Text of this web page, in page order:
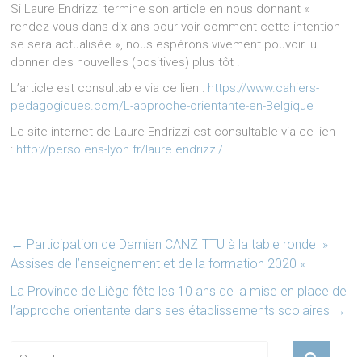
Si Laure Endrizzi termine son article en nous donnant «
rendez-vous dans dix ans pour voir comment cette intention
se sera actualisée », nous espérons vivement pouvoir lui
donner des nouvelles (positives) plus tôt !
L’article est consultable via ce lien : https://www.cahiers-
pedagogiques.com/L-approche-orientante-en-Belgique
Le site internet de Laure Endrizzi est consultable via ce lien
: http://perso.ens-lyon.fr/laure.endrizzi/
← Participation de Damien CANZITTU à la table ronde »
Assises de l’enseignement et de la formation 2020 «
La Province de Liège fête les 10 ans de la mise en place de
l’approche orientante dans ses établissements scolaires →